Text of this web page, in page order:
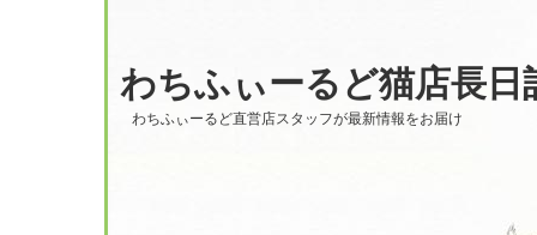
わちふぃーるど猫店長日
わちふぃーるど直営店スタッフが最新情報をお届け